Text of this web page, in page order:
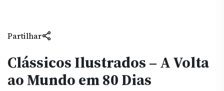
Partilhar
Clássicos Ilustrados – A Volta
ao Mundo em 80 Dias